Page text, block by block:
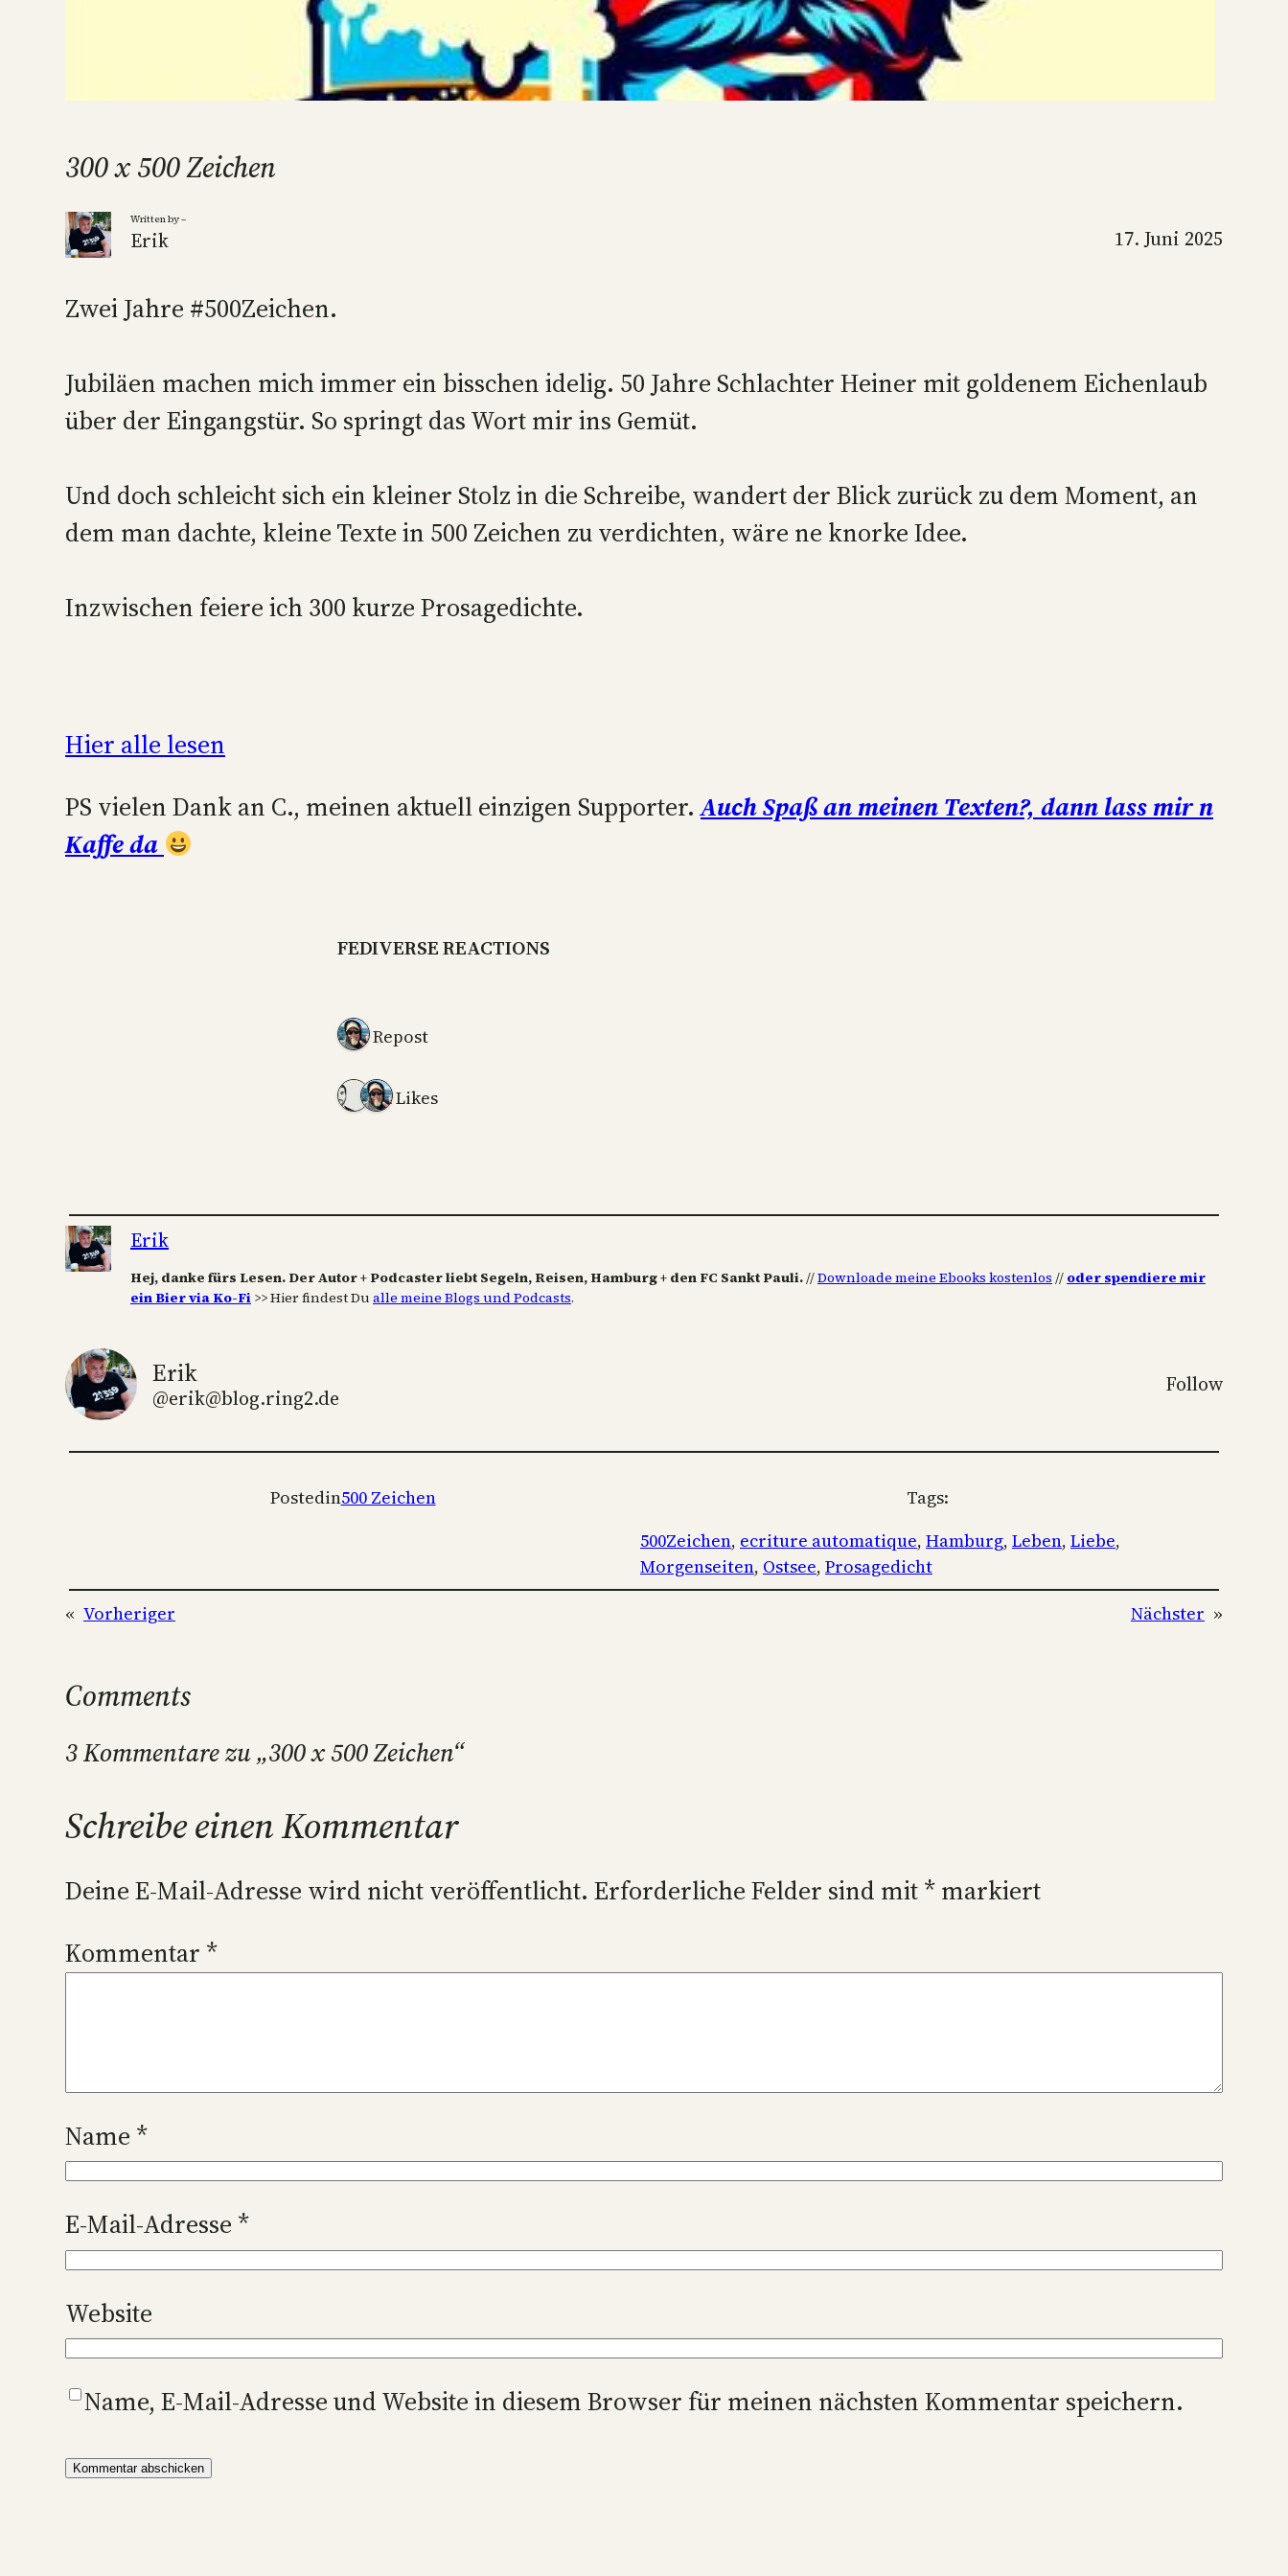
300 x 500 Zeichen
Written by –
Erik 17. Juni 2025
Zwei Jahre #500Zeichen.
Jubiläen machen mich immer ein bisschen idelig. 50 Jahre Schlachter Heiner mit goldenem Eichenlaub
über der Eingangstür. So springt das Wort mir ins Gemüt.
Und doch schleicht sich ein kleiner Stolz in die Schreibe, wandert der Blick zurück zu dem Moment, an
dem man dachte, kleine Texte in 500 Zeichen zu verdichten, wäre ne knorke Idee.
Inzwischen feiere ich 300 kurze Prosagedichte.
Hier alle lesen
PS vielen Dank an C., meinen aktuell einzigen Supporter.Auch Spaß an meinen Texten?, dann lass mir n
Kaffe da
FEDIVERSE REACTIONS
1 Repost
2 Likes
Erik
Hej, danke fürs Lesen. Der Autor + Podcaster liebt Segeln, Reisen, Hamburg + den FC Sankt Pauli.//Downloade meine Ebooks kostenlos // oder spendiere mir
ein Bier via Ko-Fi >> Hier findest Du alle meine Blogs und Podcasts.
Erik
@erik@blog.ring2.de
Follow
Postedin500 Zeichen
Tags:
500Zeichen, ecriture automatique, Hamburg, Leben, Liebe
Morgenseiten, Ostsee, Prosagedicht
« Vorheriger Nächster »
Comments
3 Kommentare zu „300 x 500 Zeichen“
Schreibe einen Kommentar
Deine E-Mail-Adresse wird nicht veröffentlicht. Erforderliche Felder sind mit*markiert
Kommentar *
Name *
E-Mail-Adresse *
Website
Name, E-Mail-Adresse und Website in diesem Browser für meinen nächsten Kommentar speichern.